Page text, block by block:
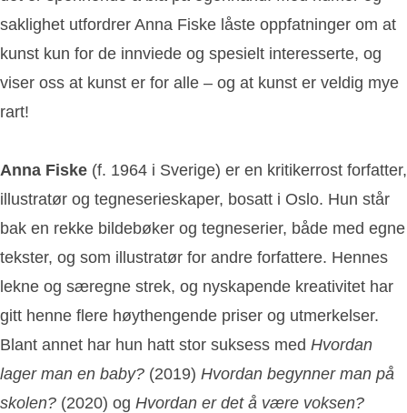
saklighet utfordrer Anna Fiske låste oppfatninger om at
kunst kun for de innviede og spesielt interesserte, og
viser oss at kunst er for alle – og at kunst er veldig mye
rart!
Anna Fiske (f. 1964 i Sverige) er en kritikerrost forfatter,
illustratør og tegneserieskaper, bosatt i Oslo. Hun står
bak en rekke bildebøker og tegneserier, både med egne
tekster, og som illustratør for andre forfattere. Hennes
lekne og særegne strek, og nyskapende kreativitet har
gitt henne flere høythengende priser og utmerkelser.
Blant annet har hun hatt stor suksess med Hvordan
lager man en baby? (2019) Hvordan begynner man på
skolen? (2020) og Hvordan er det å være voksen?